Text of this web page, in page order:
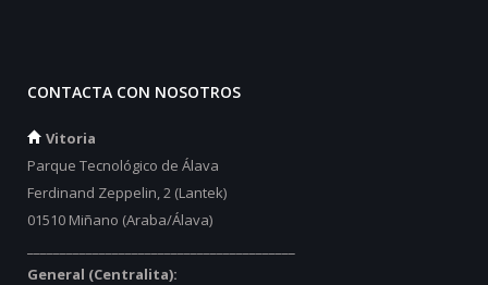
CONTACTA CON NOSOTROS
Vitoria
Parque Tecnológico de Álava
Ferdinand Zeppelin, 2 (Lantek)
01510 Miñano (Araba/Álava)
General (Centralita):